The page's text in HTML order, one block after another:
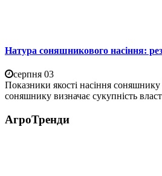
Натура соняшникового насіння:
серпня 03
Показники якості насіння соняшнику
соняшнику визначає сукупність
АгроТренди